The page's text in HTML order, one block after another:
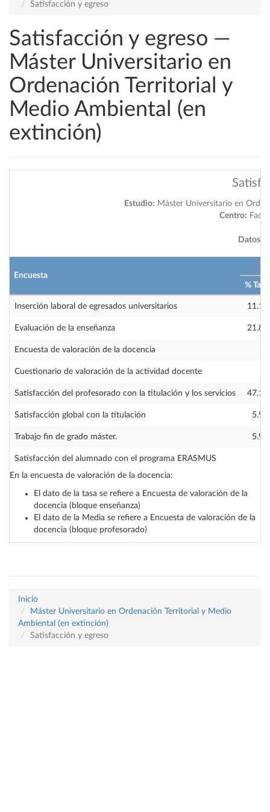
Satisfacción y egreso
Satisfacción y egreso —
Máster Universitario en
Ordenación Territorial y
Medio Ambiental (en
extinción)
Estudio: Máster Universitario en
Centro:
Datos a
Encuesta
% Tasa
Inserción laboral de egresados universitarios 11.11
Evaluación de la enseñanza 21.85
Encuesta de valoración de la docencia
Cuestionario de valoración de la actividad docente
Satisfacción del profesorado con la titulación y los servicios 47.10
Satisfacción global con la titulación 5.90
Trabajo fin de grado máster. 5.90
Satisfacción del alumnado con el programa ERASMUS
En la encuesta de valoración de la docencia:
El dato de la tasa se refiere a Encuesta de valoración de la
docencia (bloque enseñanza)
El dato de la Media se refiere a Encuesta de valoración de la
docencia (bloque profesorado)
Inicio
Máster Universitario en Ordenación Territorial y Medio
Ambiental (en extinción)
Satisfacción y egreso